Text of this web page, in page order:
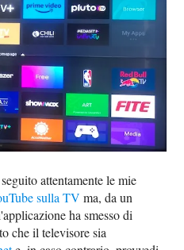
attentamente le mie
sulla TV ma, da un
ha smesso di
che il televisore sia